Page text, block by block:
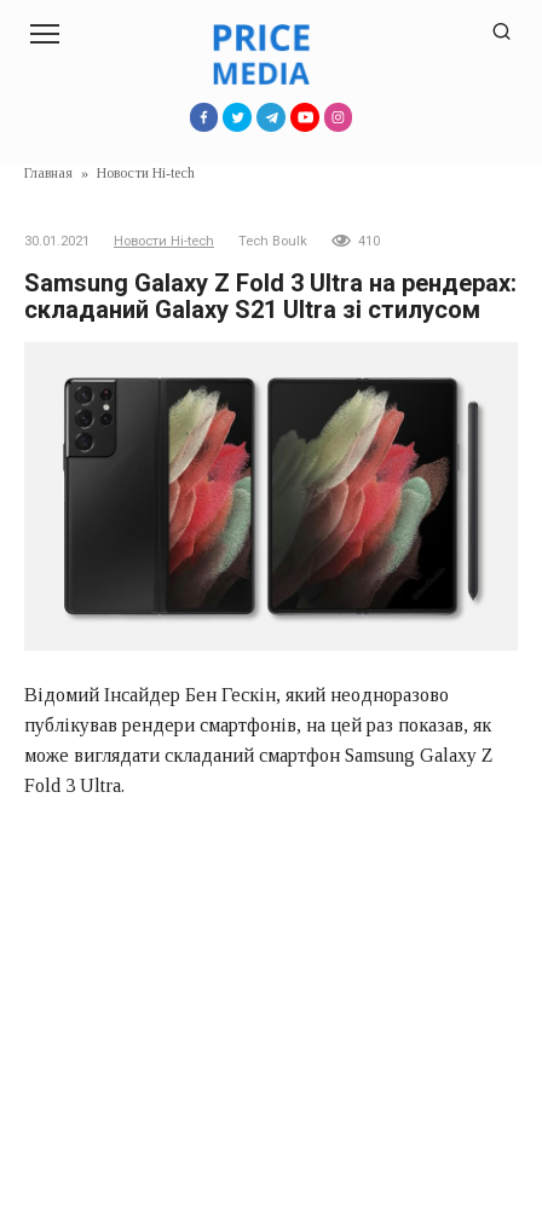
Главная » Новости Hi-tech
30.01.2021 Новости Hi-tech Tech Boulk 410
Samsung Galaxy Z Fold 3 Ultra на рендерах:
складаний Galaxy S21 Ultra зі стилусом
Відомий Інсайдер Бен Гескін, який неодноразово
публікував рендери смартфонів, на цей раз показав, як
може виглядати складаний смартфон Samsung Galaxy Z
Fold 3 Ultra.